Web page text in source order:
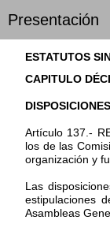
Presentación
ESTATUTOS
CAPITULO
Artículo 137.-
los de las
organización y
Las
estipulaciones
Asambleas